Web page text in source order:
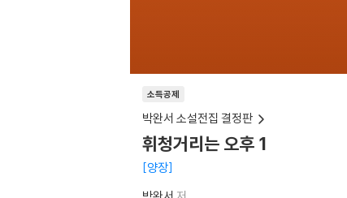
소득공제
박완서 소설전집 결정판
휘청거리는 오후 1
양장